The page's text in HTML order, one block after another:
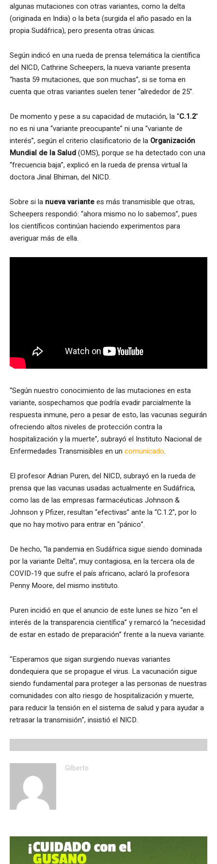
algunas mutaciones con otras variantes, como la delta
(originada en India) o la beta (surgida el año pasado en la
propia Sudáfrica), pero presenta otras únicas.
Según indicó en una rueda de prensa telemática la científica
del NICD, Cathrine Scheepers, la nueva variante presenta
“hasta 59 mutaciones, que son muchas”, si se toma en
cuenta que otras variantes suelen tener “alrededor de 25”.
De momento y pese a su capacidad de mutación, la “C.1.2”
no es ni una “variante preocupante” ni una “variante de
interés”, según el criterio clasificatorio de la Organización
Mundial de la Salud(OMS), porque se ha detectado con una
“frecuencia baja”, explicó en la rueda de prensa virtual la
doctora Jinal Bhiman, del NICD.
Sobre si la nueva variantees más transmisible que otras,
Scheepers respondió: “ahora mismo no lo sabemos”, pues
los científicos continúan haciendo experimentos para
averiguar más de ella.
“Según nuestro conocimiento de las mutaciones en esta
variante, sospechamos que podría evadir parcialmente la
respuesta inmune, pero a pesar de esto, las vacunas seguirán
ofreciendo altos niveles de protección contra la
hospitalización y la muerte”, subrayó el Instituto Nacional de
Enfermedades Transmisibles en un comunicado.
El profesor Adrian Puren, del NICD, subrayó en la rueda de
prensa que las vacunas usadas actualmente en Sudáfrica,
como las de las empresas farmacéuticas Johnson &
Johnson y Pfizer, resultan “efectivas” ante la “C.1.2”, por lo
que no hay motivo para entrar en “pánico”.
De hecho, “la pandemia en Sudáfrica sigue siendo dominada
por la variante Delta”, muy contagiosa, en la tercera ola de
COVID-19 que sufre el país africano, aclaró la profesora
Penny Moore, del mismo instituto.
Puren incidió en que el anuncio de este lunes se hizo “en el
interés de la transparencia científica” y remarcó la “necesidad
de estar en estado de preparación” frente a la nueva variante.
“Esperamos que sigan surgiendo nuevas variantes
dondequiera que se propague el virus. La vacunación sigue
siendo fundamental para proteger a las personas de nuestras
comunidades con alto riesgo de hospitalización y muerte,
para reducir la tensión en el sistema de salud y para ayudar a
retrasar la transmisión”, insistió el NICD.
Gilberto